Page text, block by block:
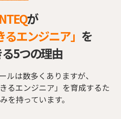
が
るエンジニア」 を
5つの理由
ルは数多くありますが、
るエンジニア」を育成するた
を持っています。